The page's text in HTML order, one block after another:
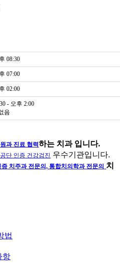
08:30
07:00
02:00
- 오후 2:00
음
과 진료 협력하는 치과 입니다.
단 인증 건강검진 우수기관입니다.
치주과 전문의, 통합치의학과 전문의 치
법
항